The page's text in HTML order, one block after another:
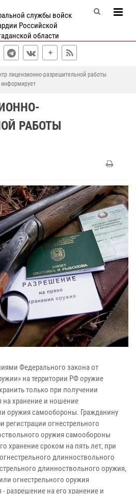
службы войск
Российской
области
лицензионно-разрешительной работы
информирует
РАБОТЫ
Федерального закона от
на территории РФ оружие
только при получении
на хранение и ношение
оружия самообороны. Гражданину
регистрации огнестрельного
оружия самообороны
хранение сроком на пять лет, при
длинноствольного
длинноствольного оружия,
огнестрельного оружия
разрешение на его хранение и